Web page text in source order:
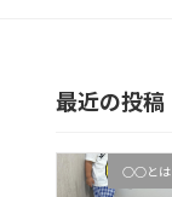
最近の投稿
○○とは